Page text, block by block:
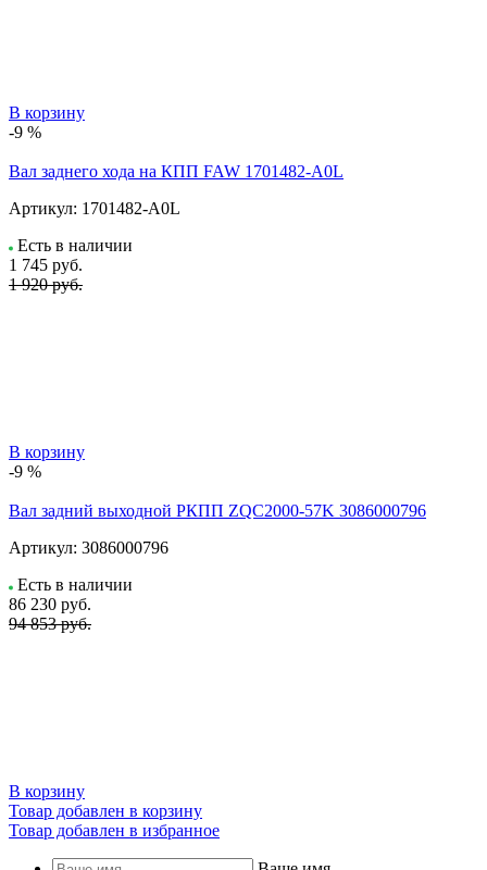
В корзину
-9 %
Вал заднего хода на КПП FAW 1701482-A0L
Артикул: 1701482-A0L
Есть в наличии
1 745 руб.
1 920 руб.
В корзину
-9 %
Вал задний выходной РКПП ZQC2000-57K 3086000796
Артикул: 3086000796
Есть в наличии
86 230 руб.
94 853 руб.
В корзину
Товар добавлен в корзину
Товар добавлен в избранное